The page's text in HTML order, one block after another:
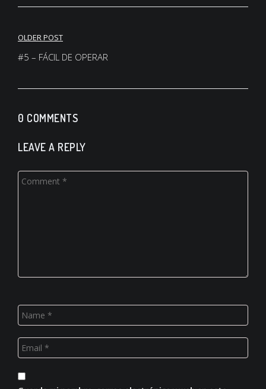
Navegación
de
entradas
OLDER POST
#5 – FÁCIL DE OPERAR
0 COMMENTS
LEAVE A REPLY